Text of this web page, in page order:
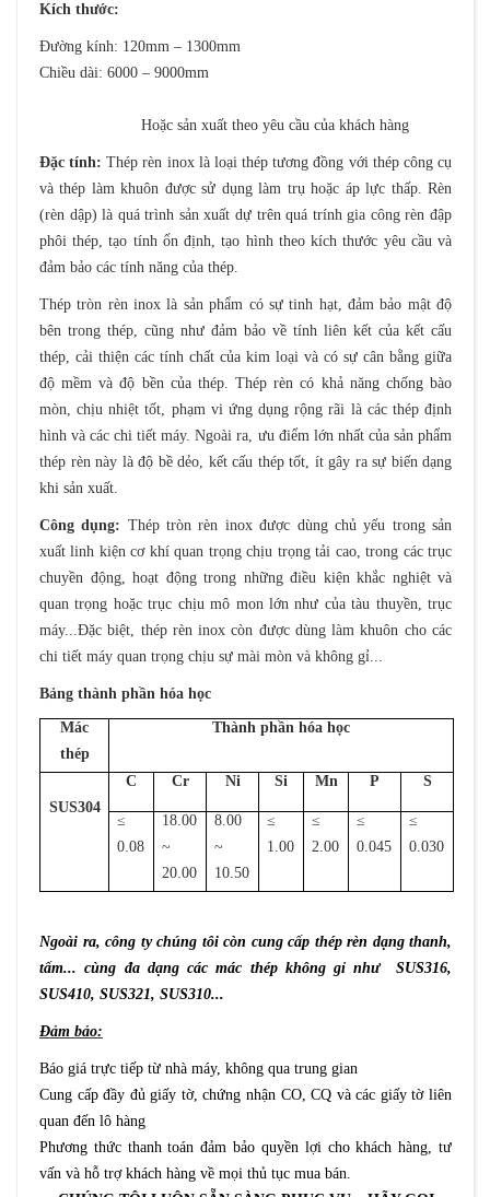
Kích thước:
Đường kính: 120mm – 1300mm
Chiều dài: 6000 – 9000mm
Hoặc sản xuất theo yêu cầu của khách hàng
Đặc tính: Thép rèn inox là loại thép tương đồng với thép công cụ
và thép làm khuôn được sử dụng làm trụ hoặc áp lực thấp. Rèn
(rèn dập) là quá trình sản xuất dự trên quá trính gia công rèn đập
phôi thép, tạo tính ổn định, tạo hình theo kích thước yêu cầu và
đảm bảo các tính năng của thép.
Thép tròn rèn inox là sản phẩm có sự tinh hạt, đảm bảo mật độ
bên trong thép, cũng như đảm bảo về tính liên kết của kết cấu
thép, cải thiện các tính chất của kim loại và có sự cân bằng giữa
độ mềm và độ bền của thép. Thép rèn có khả năng chống bào
mòn, chịu nhiệt tốt, phạm vi ứng dụng rộng rãi là các thép định
hình và các chi tiết máy. Ngoài ra, ưu điểm lớn nhất của sản phẩm
thép rèn này là độ bề dẻo, kết cấu thép tốt, ít gây ra sự biến dạng
khi sản xuất.
Công dụng: Thép tròn rèn inox được dùng chủ yếu trong sản
xuất linh kiện cơ khí quan trọng chịu trọng tải cao, trong các trục
chuyền động, hoạt động trong những điều kiện khắc nghiệt và
quan trọng hoặc trục chịu mô mon lớn như của tàu thuyền, trục
máy...Đặc biệt, thép rèn inox còn được dùng làm khuôn cho các
chi tiết máy quan trọng chịu sự mài mòn và không gỉ...
Bảng thành phần hóa học
Mác
thép
Thành phần hóa học
SUS304
C Cr Ni Si Mn P S
≤
0.08
18.00
~
20.00
8.00
~
10.50
≤
1.00
≤
2.00
≤
0.045
≤
0.030
Ngoài ra, công ty chúng tôi còn cung cấp thép rèn dạng thanh,
tấm... cùng đa dạng các mác thép không gỉ như
SUS316,
SUS410, SUS321, SUS310...
Đảm bảo:
Báo giá trực tiếp từ nhà máy, không qua trung gian
Cung cấp đầy đủ giấy tờ, chứng nhận CO, CQ và các giấy tờ liên
quan đến lô hàng
Phương thức thanh toán đảm bảo quyền lợi cho khách hàng, tư
vấn và hỗ trợ khách hàng về mọi thủ tục mua bán.